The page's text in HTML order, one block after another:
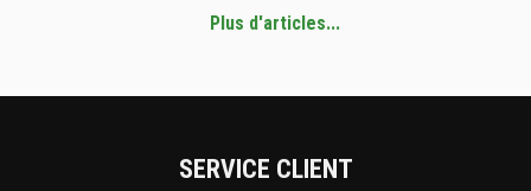
Plus d'articles...
SERVICE CLIENT